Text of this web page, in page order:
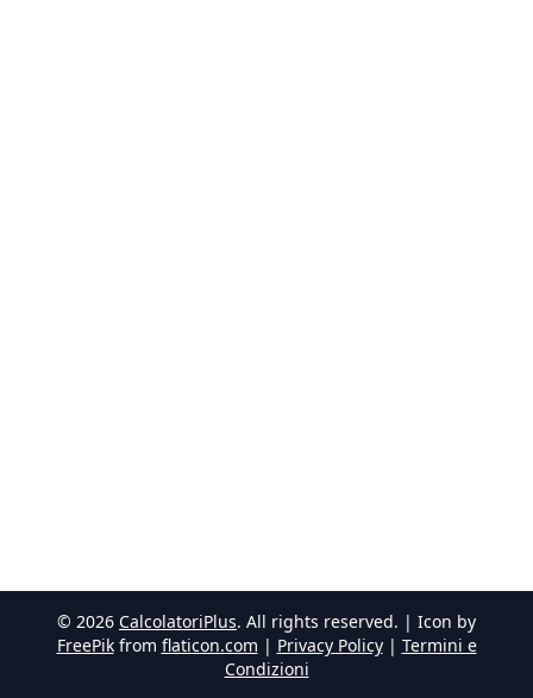
© 2026 CalcolatoriPlus. All rights reserved. | Icon by
FreePik from flaticon.com | Privacy Policy| Termini e
Condizioni